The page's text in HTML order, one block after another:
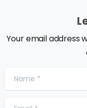
Your email address
Name*
Email*